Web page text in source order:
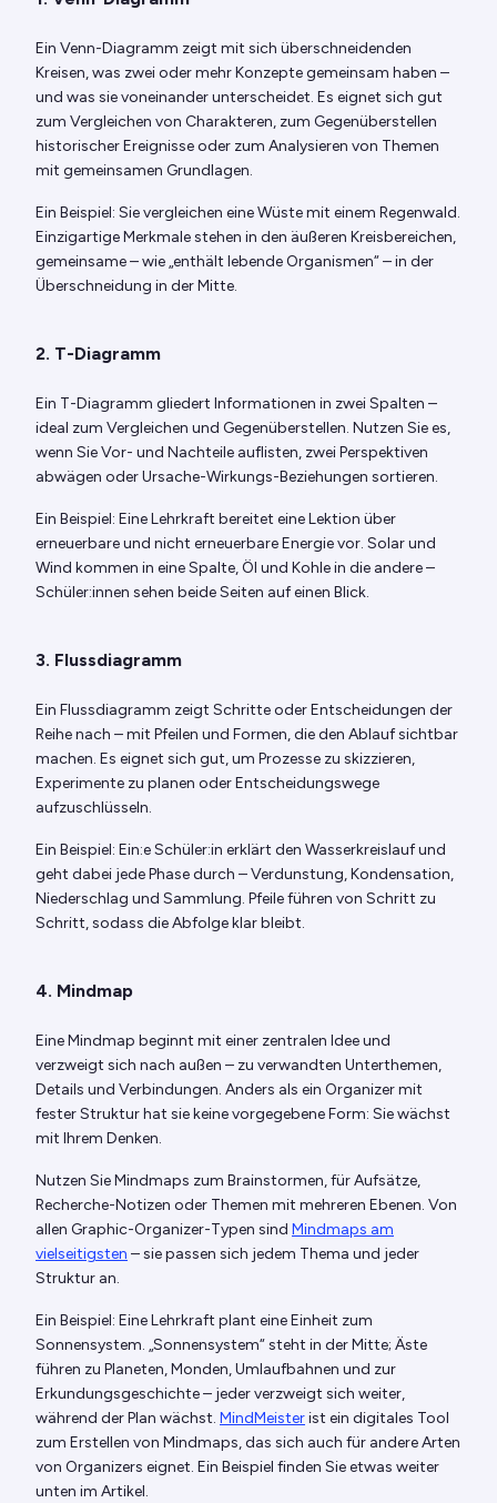
Ein Venn-Diagramm zeigt mit sich überschneidenden
Kreisen, was zwei oder mehr Konzepte gemeinsam haben –
und was sie voneinander unterscheidet. Es eignet sich gut
zum Vergleichen von Charakteren, zum Gegenüberstellen
historischer Ereignisse oder zum Analysieren von Themen
mit gemeinsamen Grundlagen.
Ein Beispiel: Sie vergleichen eine Wüste mit einem Regenwald.
Einzigartige Merkmale stehen in den äußeren Kreisbereichen,
gemeinsame – wie „enthält lebende Organismen“ – in der
Überschneidung in der Mitte.
2. T-Diagramm
Ein T-Diagramm gliedert Informationen in zwei Spalten –
ideal zum Vergleichen und Gegenüberstellen. Nutzen Sie es,
wenn Sie Vor- und Nachteile auflisten, zwei Perspektiven
abwägen oder Ursache-Wirkungs-Beziehungen sortieren.
Ein Beispiel: Eine Lehrkraft bereitet eine Lektion über
erneuerbare und nicht erneuerbare Energie vor. Solar und
Wind kommen in eine Spalte, Öl und Kohle in die andere –
Schüler:innen sehen beide Seiten auf einen Blick.
3. Flussdiagramm
Ein Flussdiagramm zeigt Schritte oder Entscheidungen der
Reihe nach – mit Pfeilen und Formen, die den Ablauf sichtbar
machen. Es eignet sich gut, um Prozesse zu skizzieren,
Experimente zu planen oder Entscheidungswege
aufzuschlüsseln.
Ein Beispiel: Ein:e Schüler:in erklärt den Wasserkreislauf und
geht dabei jede Phase durch – Verdunstung, Kondensation,
Niederschlag und Sammlung. Pfeile führen von Schritt zu
Schritt, sodass die Abfolge klar bleibt.
4. Mindmap
Eine Mindmap beginnt mit einer zentralen Idee und
verzweigt sich nach außen – zu verwandten Unterthemen,
Details und Verbindungen. Anders als ein Organizer mit
fester Struktur hat sie keine vorgegebene Form: Sie wächst
mit Ihrem Denken.
Nutzen Sie Mindmaps zum Brainstormen, für Aufsätze,
Recherche-Notizen oder Themen mit mehreren Ebenen. Von
allen Graphic-Organizer-Typen sind Mindmaps am
vielseitigsten – sie passen sich jedem Thema und jeder
Struktur an.
Ein Beispiel: Eine Lehrkraft plant eine Einheit zum
Sonnensystem. „Sonnensystem“ steht in der Mitte; Äste
führen zu Planeten, Monden, Umlaufbahnen und zur
Erkundungsgeschichte – jeder verzweigt sich weiter,
während der Plan wächst. MindMeisterist ein digitales Tool
zum Erstellen von Mindmaps, das sich auch für andere Arten
von Organizers eignet. Ein Beispiel finden Sie etwas weiter
unten im Artikel.